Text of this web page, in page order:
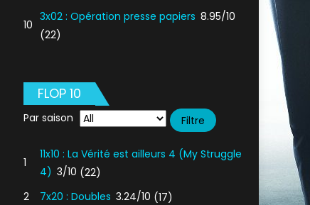
10
3x02 : Opération presse papiers 8.95/10
(22)
FLOP 10
Par saison
1
11x10 : La Vérité est ailleurs 4 (My Struggle
4) 3/10 (22)
2
7x20 : Doubles 3.24/10 (17)